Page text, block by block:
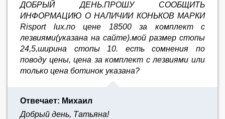
ДОБРЫЙ ДЕНЬ.ПРОШУ СООБЩИТЬ
ИНФОРМАЦИЮ О НАЛИЧИИ КОНЬКОВ МАРКИ
Risport lux.по цене 18500 за комплект с
лезвиями(указана на сайте).мой размер стопы
24,5,ширина стопы 10. есть сомнения по
поводу цены, цена за комплект с лезвиями или
только цена ботинок указана?
Отвечает: Михаил
Добрый день, Татьяна!